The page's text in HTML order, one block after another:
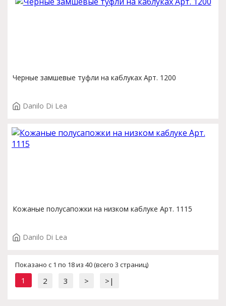
Черные замшевые туфли на каблуках Арт. 1200
Danilo Di Lea
Кожаные полусапожки на низком каблуке Арт. 1115
Danilo Di Lea
Показано с 1 по 18 из 40 (всего 3 страниц)
1 2 3 > >|